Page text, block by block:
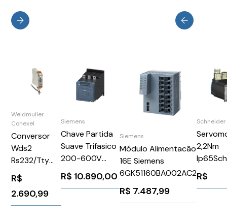
Weidmuller
Conexel
Conversor
Wds2
Rs232/Tty
Weidmuller
Conexel
8615690000
R$
2.690,99
Siemens
Chave Partida
Suave Trifasico
200-600V
250A 110-250V
3RW50736AB15
R$ 10.890,00
Siemens
Módulo Alimentacão
16E Siemens
6GK51160BA002AC2
R$ 7.487,99
Schneider
2,2Nm
R$